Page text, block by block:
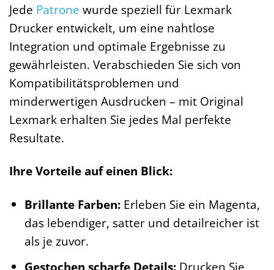
Jede Patrone wurde speziell für Lexmark
Drucker entwickelt, um eine nahtlose
Integration und optimale Ergebnisse zu
gewährleisten. Verabschieden Sie sich von
Kompatibilitätsproblemen und
minderwertigen Ausdrucken – mit Original
Lexmark erhalten Sie jedes Mal perfekte
Resultate.
Ihre Vorteile auf einen Blick:
Brillante Farben:Erleben Sie ein Magenta,
das lebendiger, satter und detailreicher ist
als je zuvor.
Gestochen scharfe Details:Drucken Sie